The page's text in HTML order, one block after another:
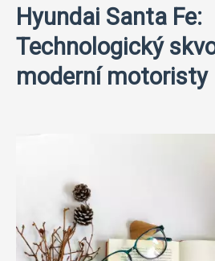
Hyundai Santa Fe:
Technologický
moderní motoristy